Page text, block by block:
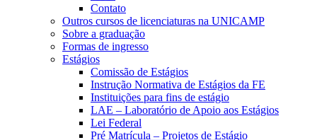
Contato
Outros cursos de licenciaturas na UNICAMP
Sobre a graduação
Formas de ingresso
Estágios
Comissão de Estágios
Instrução Normativa de Estágios da FE
Instituições para fins de estágio
LAE – Laboratório de Apoio aos Estágios
Lei Federal
Pré Matrícula – Projetos de Estágio